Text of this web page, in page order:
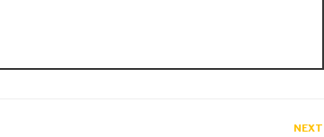
NEXT